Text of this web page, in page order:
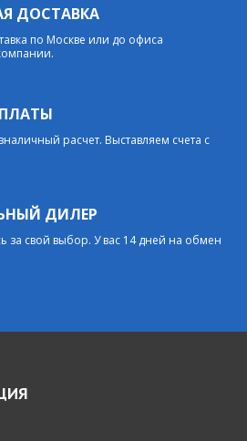
ДОСТАВКА
по Москве или до офиса
расчет. Выставляем счета с
ДИЛЕР
за свой выбор. У вас 14 дней на обмен